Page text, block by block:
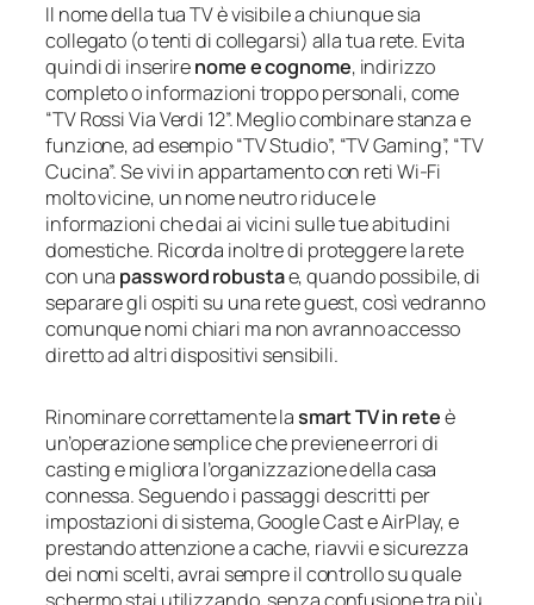
Il nome della tua TV è visibile a chiunque sia
collegato (o tenti di collegarsi) alla tua rete. Evita
quindi di inserirenome e cognome, indirizzo
completo o informazioni troppo personali, come
“TV Rossi Via Verdi 12”. Meglio combinare stanza e
funzione, ad esempio “TV Studio”, “TV Gaming”, “TV
Cucina”. Se vivi in appartamento con reti Wi‑Fi
molto vicine, un nome neutro riduce le
informazioni che dai ai vicini sulle tue abitudini
domestiche. Ricorda inoltre di proteggere la rete
con una password robustae, quando possibile, di
separare gli ospiti su una rete guest, così vedranno
comunque nomi chiari ma non avranno accesso
diretto ad altri dispositivi sensibili.
Rinominare correttamente lasmart TV in reteè
un’operazione semplice che previene errori di
casting e migliora l’organizzazione della casa
connessa. Seguendo i passaggi descritti per
impostazioni di sistema, Google Cast e AirPlay, e
prestando attenzione a cache, riavvii e sicurezza
dei nomi scelti, avrai sempre il controllo su quale